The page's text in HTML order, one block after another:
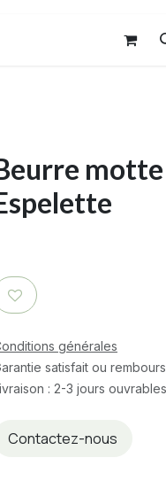
générales
satisfait ou
: 2-3 jours ouvrables
Contactez-nous